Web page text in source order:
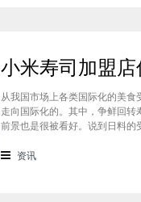
从我国市场上各类国际化的美
走向国际化的。其中，争鲜回转
前景也是很被看好。说到日料
爱。对于喜爱寿司的人群来说，
资讯